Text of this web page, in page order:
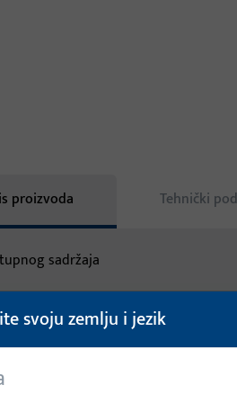
proizvoda
Tehnički
sadržaja
dostupne su sljedeće varijante:
svoju zemlju i jezik